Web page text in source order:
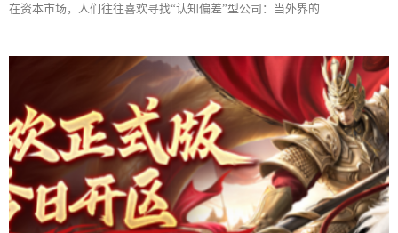
在资本市场，人们往往喜欢寻找“认知偏差”型公司：当外界的...